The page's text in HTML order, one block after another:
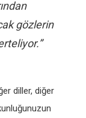
gözlerin
diller, diğer